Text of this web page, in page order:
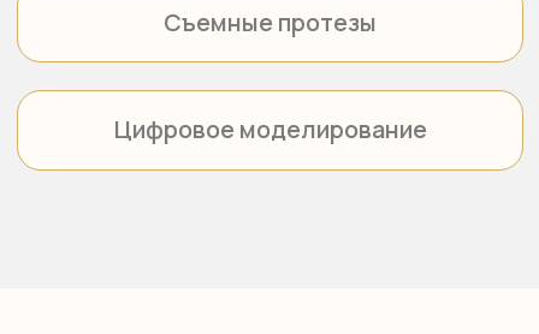
Команда опытных
специалистов
У нас работают опытные специалисты со стажем работы
более 10 лет. Хирурги, терапевты, ортодонты, мы создали
все условия для лечения и здоровой улыбки